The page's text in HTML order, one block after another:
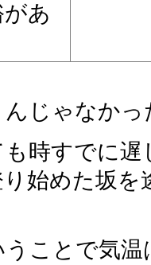
あ
じゃなかっ
時すでに遅
始めた坂
うことで気